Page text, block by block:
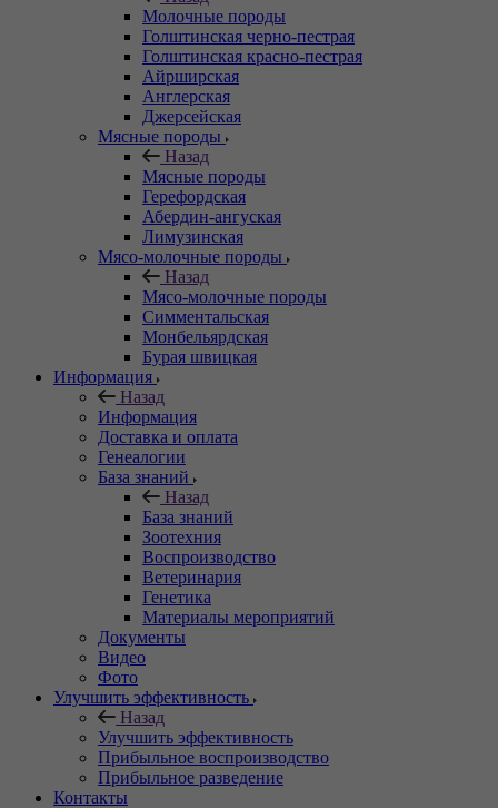
Молочные породы
Голштинская черно-пестрая
Голштинская красно-пестрая
Айрширская
Англерская
Джерсейская
Мясные породы
Назад
Мясные породы
Герефордская
Абердин-ангуская
Лимузинская
Мясо-молочные породы
Назад
Мясо-молочные породы
Симментальская
Монбельярдская
Бурая швицкая
Информация
Назад
Информация
Доставка и оплата
Генеалогии
База знаний
Назад
База знаний
Зоотехния
Воспроизводство
Ветеринария
Генетика
Материалы мероприятий
Документы
Видео
Фото
Улучшить эффективность
Назад
Улучшить эффективность
Прибыльное воспроизводство
Прибыльное разведение
Контакты